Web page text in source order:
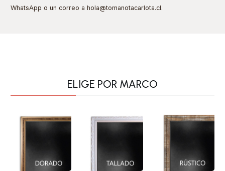
WhatsApp o un correo a hola@tomanotacarlota.cl.
ELIGE POR MARCO